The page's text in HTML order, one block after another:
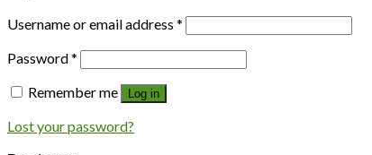
Username or email address *
Password*
Remember me
Log in
Lost your password?